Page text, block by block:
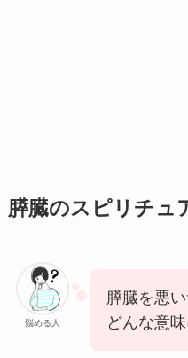
膵臓のスピリチュ
悩める人
膵臓を悪
どんな意